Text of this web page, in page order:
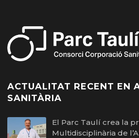
ACTUALITAT RECENT EN
SANITÀRIA
El Parc Taulí crea la
Multidisciplinària de